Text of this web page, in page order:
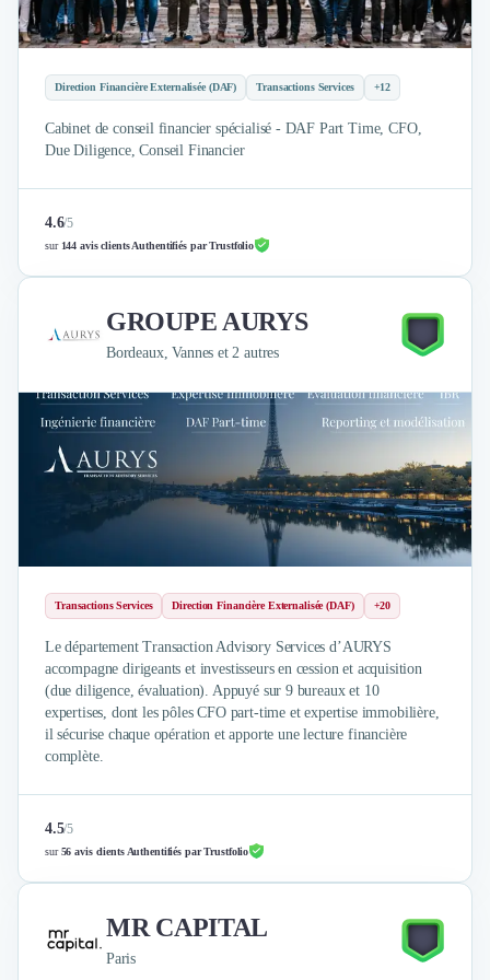
Publicité
Communication
Influence Marketing
Veille commerciale
Photographie
Études Marketing
SMS Marketing
Email Marketing
Data Marketing
Logiciel Marketing
Logiciel Commercial
Expertise Comptable
Subventions & Aides
Levée de fonds
Droit des Affaires
Externalisation Administrative
Direction Financière Externalisée (DAF)
Droit Commercial
Propriété Intellectuelle (IP/IT)
Banque
Gestion de trésorerie
Recouvrement
Financement de matériel ou équipement
UX & UI Design
Développement Web
Product Management
Direction Financière Externalisée (DAF) Transactions Services +12
Cabinet de conseil financier spécialisé - DAF Part Time, CFO,
Due Diligence, Conseil Financier
4.6/5
sur 144 avis clients Authentifiés par Trustfolio
GROUPE AURYS
Bordeaux, Vannes et 2 autres
Transactions Services Direction Financière Externalisée (DAF) +20
Le département Transaction Advisory Services d’AURYS
accompagne dirigeants et investisseurs en cession et acquisition
(due diligence, évaluation). Appuyé sur 9 bureaux et 10
expertises, dont les pôles CFO part-time et expertise immobilière,
il sécurise chaque opération et apporte une lecture financière
complète.
4.5/5
sur56 avis clients Authentifiés par Trustfolio
MR CAPITAL
Paris